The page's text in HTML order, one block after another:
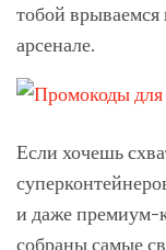
тобой
арсенале.
Если хочешь
и даже премиум-
собраны самые